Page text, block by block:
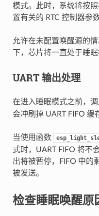
模式。此时，系统将按
置有关的 RTC 控制器参数
允许在未配置唤醒源的
下，芯片将一直处于睡
UART 输出处理
在进入睡眠模式之前，
会冲刷掉 UART FIFO 缓
当使用函数
式时，UART FIFO 将不
出将被暂停，FIFO 中的
被发送。
检查睡眠唤醒原